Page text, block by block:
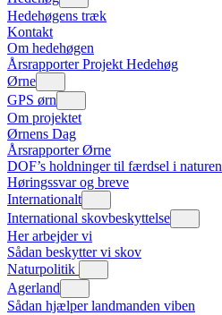
Hedehøgens træk
Kontakt
Om hedehøgen
Årsrapporter Projekt Hedehøg
Ørne
GPS ørn
Om projektet
Ørnens Dag
Årsrapporter Ørne
DOF’s holdninger til færdsel i naturen
Høringssvar og breve
Internationalt
International skovbeskyttelse
Her arbejder vi
Sådan beskytter vi skov
Naturpolitik
Agerland
Sådan hjælper landmanden viben